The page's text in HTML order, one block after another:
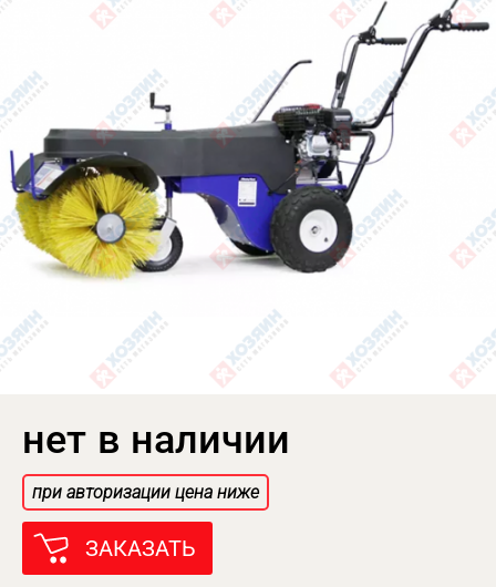
нет в наличии
при авторизации цена ниже
ЗАКАЗАТЬ